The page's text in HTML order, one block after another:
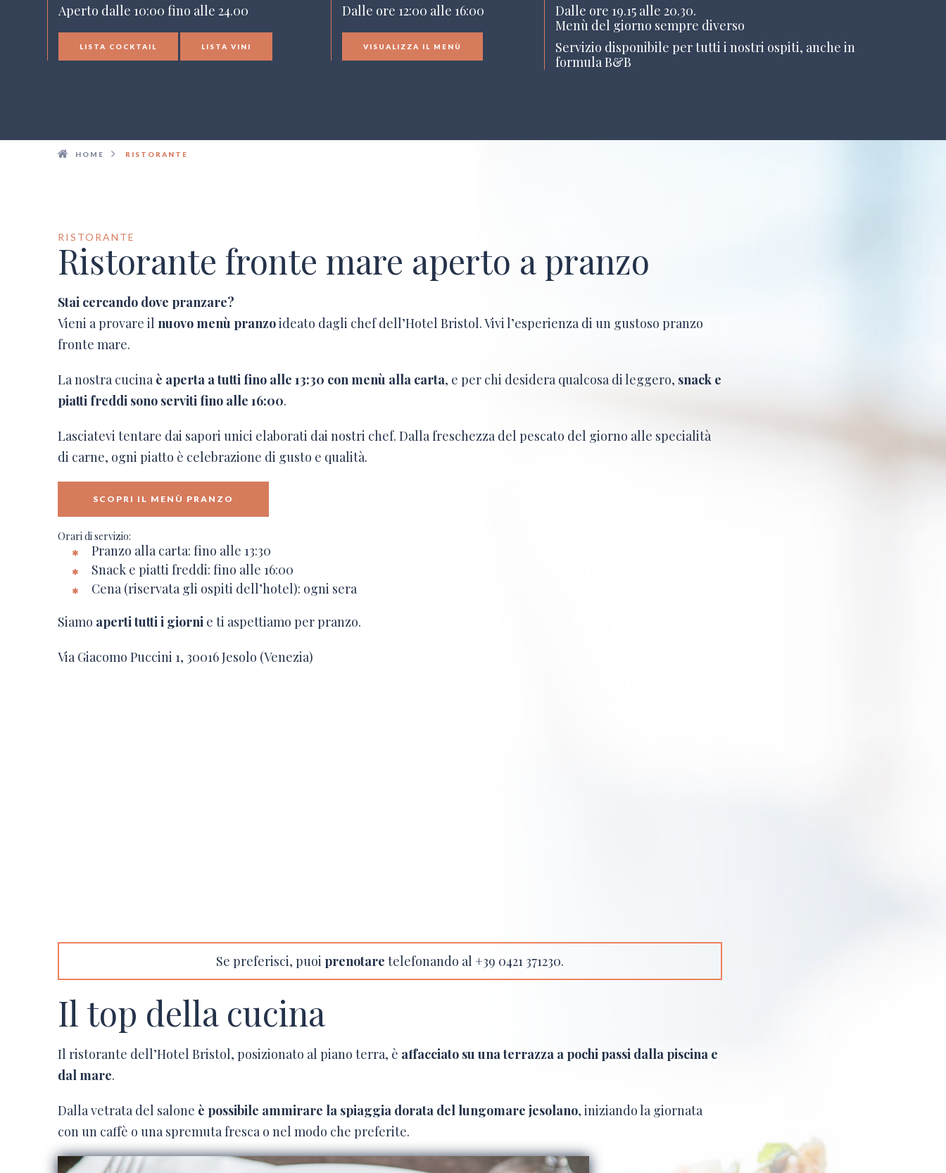
Aperto dalle 10:00 fino alle 24.00
LISTA COCKTAIL LISTA VINI
Dalle ore 12:00 alle 16:00
VISUALIZZA IL MENÙ
Dalle ore 19.15 alle 20.30.
Menù del giorno sempre diverso
Servizio disponibile per tutti i nostri ospiti, anche in
formula B&B
HOME RISTORANTE
RISTORANTE
Ristorante fronte mare aperto a pranzo
Stai cercando dove pranzare?
Vieni a provare il nuovo menù pranzoideato dagli chef dell’Hotel Bristol. Vivi l’esperienza di un gustoso pranzo
fronte mare.
La nostra cucina è aperta a tutti fino alle 13:30 con menù alla carta, e per chi desidera qualcosa di leggero, snack e
piatti freddi sono serviti fino alle 16:00.
Lasciatevi tentare dai sapori unici elaborati dai nostri chef. Dalla freschezza del pescato del giorno alle specialità
di carne, ogni piatto è celebrazione di gusto e qualità.
SCOPRI IL MENÙ PRANZO
Orari di servizio:
Pranzo alla carta: fino alle 13:30
Snack e piatti freddi: fino alle 16:00
Cena (riservata gli ospiti dell’hotel): ogni sera
Siamo aperti tutti i giorni e ti aspettiamo per pranzo.
Via Giacomo Puccini 1, 30016 Jesolo (Venezia)
Se preferisci, puoi prenotare telefonando al +39 0421 371230.
Il top della cucina
Il ristorante dell’Hotel Bristol, posizionato al piano terra, è affacciato su una terrazza a pochi passi dalla piscina e
dal mare.
Dalla vetrata del salone è possibile ammirare la spiaggia dorata del lungomare jesolano, iniziando la giornata
con un caffè o una spremuta fresca o nel modo che preferite.